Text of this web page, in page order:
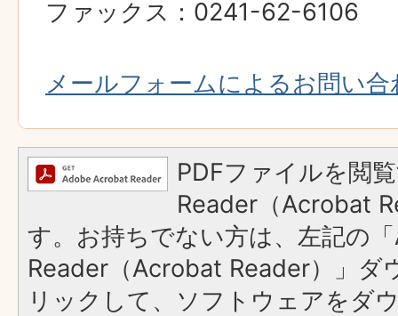
ファックス：0241-62-6106
メールフォームによるお問い合
PDFファイルを閲
Reader（Acrobat
す。お持ちでない方は、左記の
Reader（Acrobat Reader）」ダ
リックして、ソフトウェアをダ